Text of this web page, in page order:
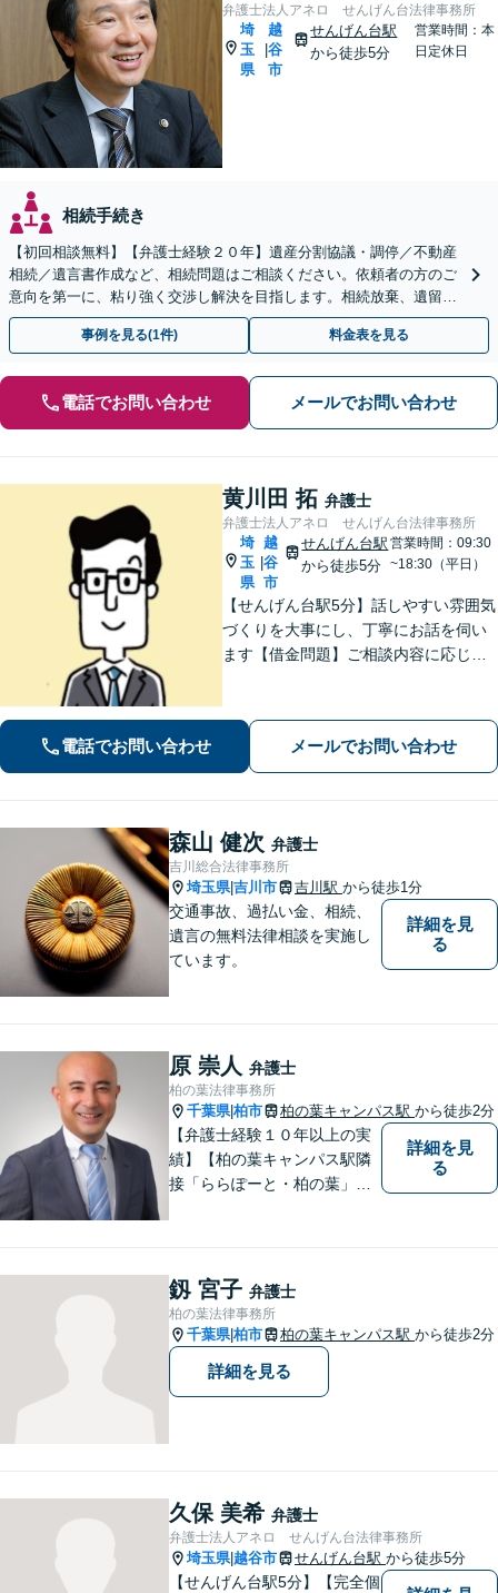
弁護士法人アネロ せんげん台法律事務所
埼
玉
県
|
越
谷
市
せんげん台駅
から徒歩5分
営業時間：本
日定休日
相続手続き
【初回相談無料】【弁護士経験２０年】遺産分割協議・調停／不動産
相続／遺言書作成など、相続問題はご相談ください。依頼者の方のご
意向を第一に、粘り強く交渉し解決を目指します。相続放棄、遺留分
侵害額請求もお任せください【せんげん台駅5分】
事例を見る(1件) 料金表を見る
電話でお問い合わせ メールでお問い合わせ
黄川田 拓 弁護士
弁護士法人アネロ せんげん台法律事務所
埼
玉
県
|
越
谷
市
せんげん台駅
から徒歩5分
営業時間：09:30
~18:30（平日）
【せんげん台駅5分】話しやすい雰囲気
づくりを大事にし、丁寧にお話を伺い
ます【借金問題】ご相談内容に応じて
勤務経験を活かし、相談者さま目線に
立った的確なアドバイスを【初回相談
無料】
電話でお問い合わせ メールでお問い合わせ
森山 健次 弁護士
吉川総合法律事務所
埼玉県|吉川市 吉川駅 から徒歩1分
交通事故、過払い金、相続、
遺言の無料法律相談を実施し
ています。
詳細を見
る
原 崇人 弁護士
柏の葉法律事務所
千葉県|柏市 柏の葉キャンパス駅 から徒歩2分
【弁護士経験１０年以上の実
績】【柏の葉キャンパス駅隣
接「ららぽーと・柏の葉」
詳細を見
る
釼 宮子 弁護士
柏の葉法律事務所
千葉県|柏市 柏の葉キャンパス駅 から徒歩2分
詳細を見る
久保 美希 弁護士
弁護士法人アネロ せんげん台法律事務所
埼玉県|越谷市 せんげん台駅 から徒歩5分
【せんげん台駅5分】【完全個